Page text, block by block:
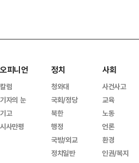
오피니언
칼럼
기자의 눈
기고
시사만평
정치
청와대
국회/정당
북한
행정
국방/외교
정치일반
사회
사건사고
교육
노동
언론
환경
인권/복지